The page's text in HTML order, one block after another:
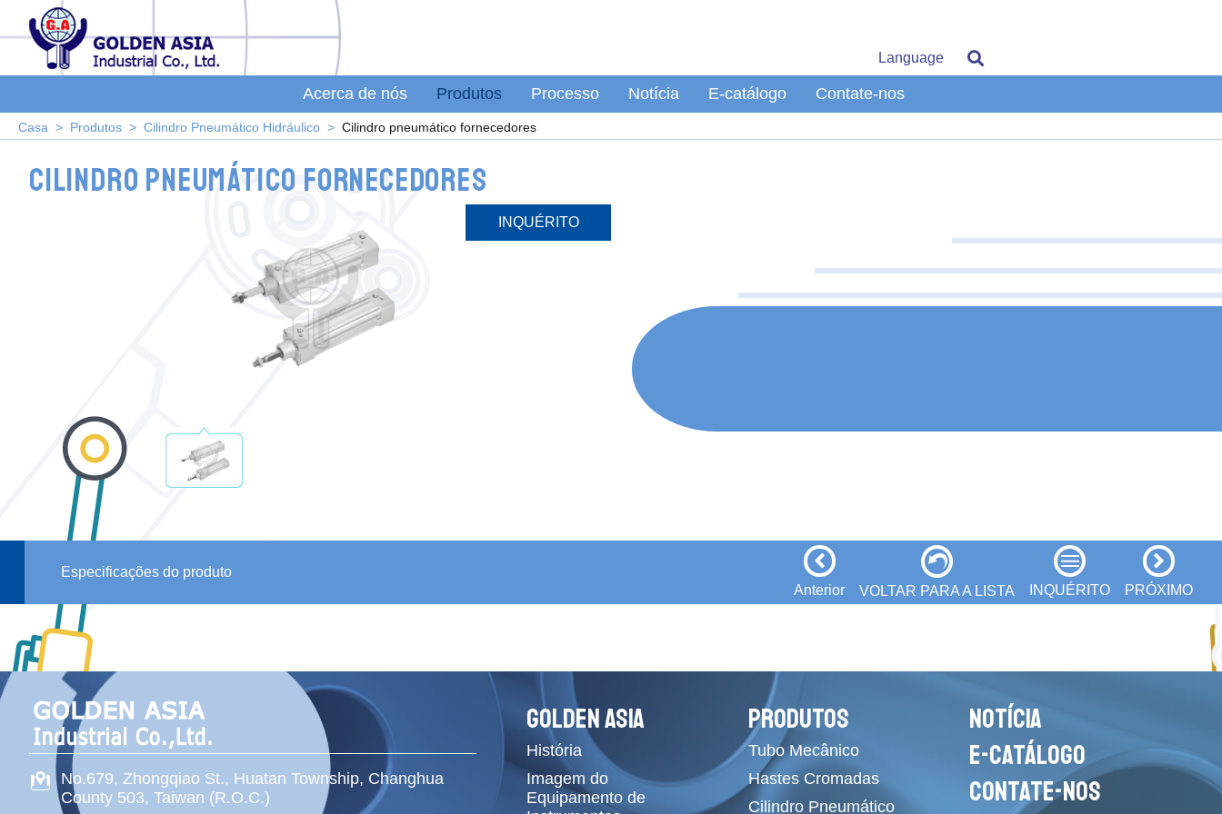
Language
Acerca de nós Produtos Processo Notícia E-catálogo Contate-nos
Casa Produtos Cilindro Pneumático Hidráulico Cilindro pneumático fornecedores
Cilindro pneumático fornecedores
INQUÉRITO
Especificações do produto
Anterior
VOLTAR PARA A LISTA INQUÉRITO PRÓXIMO
No.679, Zhongqiao St., Huatan Township, Changhua
County 503, Taiwan (R.O.C.)
GOLDEN ASIA
História
Imagem do
Equipamento de
PRODUTOS
Tubo Mecânico
Hastes Cromadas
Cilindro Pneumático
NOTÍCIA
E-CATÁLOGO
CONTATE-NOS